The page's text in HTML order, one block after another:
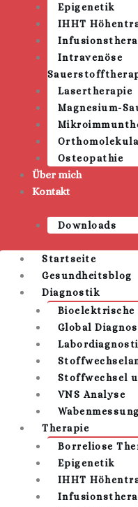
Epigenetik
IHHT
Intravenöse
Lasertherapie
Magnesium-
Osteopathie
Über mich
Kontakt
Downloads
Startseite
Gesundheitsblog
Diagnostik
Bioelektrische
Global
Stoffwechsel
VNS Analyse
Wabenmessung
Therapie
Borreliose
Epigenetik
IHHT